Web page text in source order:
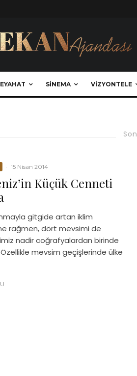
SINEMA VIZYONTELE
Son
· 15 Nisan 2014
Küçük Cenneti
gitgide artan iklim
rağmen, dört mevsimi de
nadir coğrafyalardan birinde
Özellikle mevsim geçişlerinde ülke